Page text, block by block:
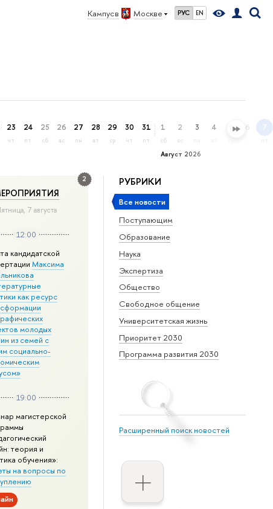
Кампус в Москве РУС EN
23
чт
24
пт
25
сб
26
вс
27
пн
28
вт
29
ср
30
чт
31
пт
Август 2026
1
сб
2
вс
3 4 5 6 7
пт
РУБРИКИ
Все новости
Поступающим
Образование
Наука
Экспертиза
Общество
Свободное общение
Университетская жизнь
Приоритет 2030
Программа развития 2030
Расширенный поиск новостей
2
7 августа
12:00
кандидатской
Максима
как ресурс
молодых
из семей с
социально-
19:00
магистерской
теория и
обучения»:
на вопросы по